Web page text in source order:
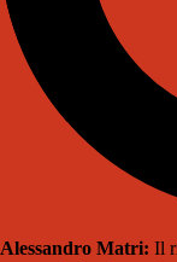
Alessandro Matri: Il